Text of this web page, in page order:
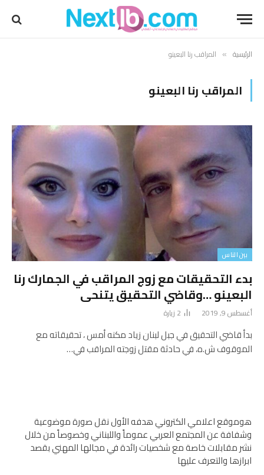
الرئيسية » المراقب رنا البعينو
المراقب رنا البعينو
بين الناس
بدء التحقيقات مع زوج المراقب في الجمارك رنا
البعينو …وقاضي التحقيق يتنحى
أغسطس 9, 2019 2 زيارة
بدأ قاضي التحقيق في جبل لبنان زياد مكنه أمس ، تحقيقاته مع
الموقوف ش.ه، في حادثة مقتل زوجته المراقب في…
هوموقع اعلامي الكتروني هدفه الأول نقل صورة موضوعية
وشفافة عن المجتمع العربي عموماً واللبناني وخصوصاً من خلال
نشر مقابلات خاصة مع شخصيات رائدة في مجالها المهني بقصد
ابرازها والتعرف عليها